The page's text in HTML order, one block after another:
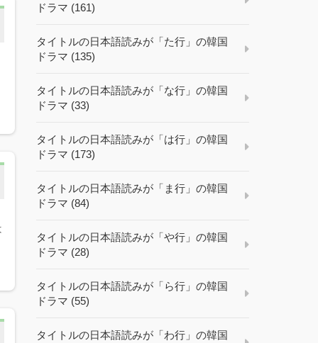
ドラマ (161)
タイトルの日本語読みが「た行」の韓国
ドラマ (135)
タイトルの日本語読みが「な行」の韓国
ドラマ (33)
タイトルの日本語読みが「は行」の韓国
ドラマ (173)
タイトルの日本語読みが「ま行」の韓国
ドラマ (84)
タイトルの日本語読みが「や行」の韓国
ドラマ (28)
タイトルの日本語読みが「ら行」の韓国
ドラマ (55)
タイトルの日本語読みが「わ行」の韓国